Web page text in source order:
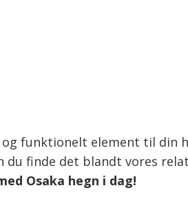
funktionelt element til din
finde det blandt vores
Osaka hegn i dag!